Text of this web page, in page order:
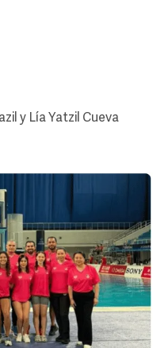
y Lía Yatzil Cueva